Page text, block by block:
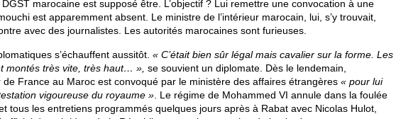
marocaine est supposé être. L’objectif ? Lui remettre une convocation à une
est apparemment absent. Le ministre de l’intérieur marocain, lui, s’y trouvait,
avec des journalistes. Les autorités marocaines sont furieuses.
s’échauffent aussitôt. « C’était bien sûr légal mais cavalier sur la forme. Les
montés très vite, très haut… », se souvient un diplomate. Dès le lendemain,
de France au Maroc est convoqué par le ministère des affaires étrangères « pour lui
vigoureuse du royaume » . Le régime de Mohammed VI annule dans la foulée
tous les entretiens programmés quelques jours après à Rabat avec Nicolas Hulot,